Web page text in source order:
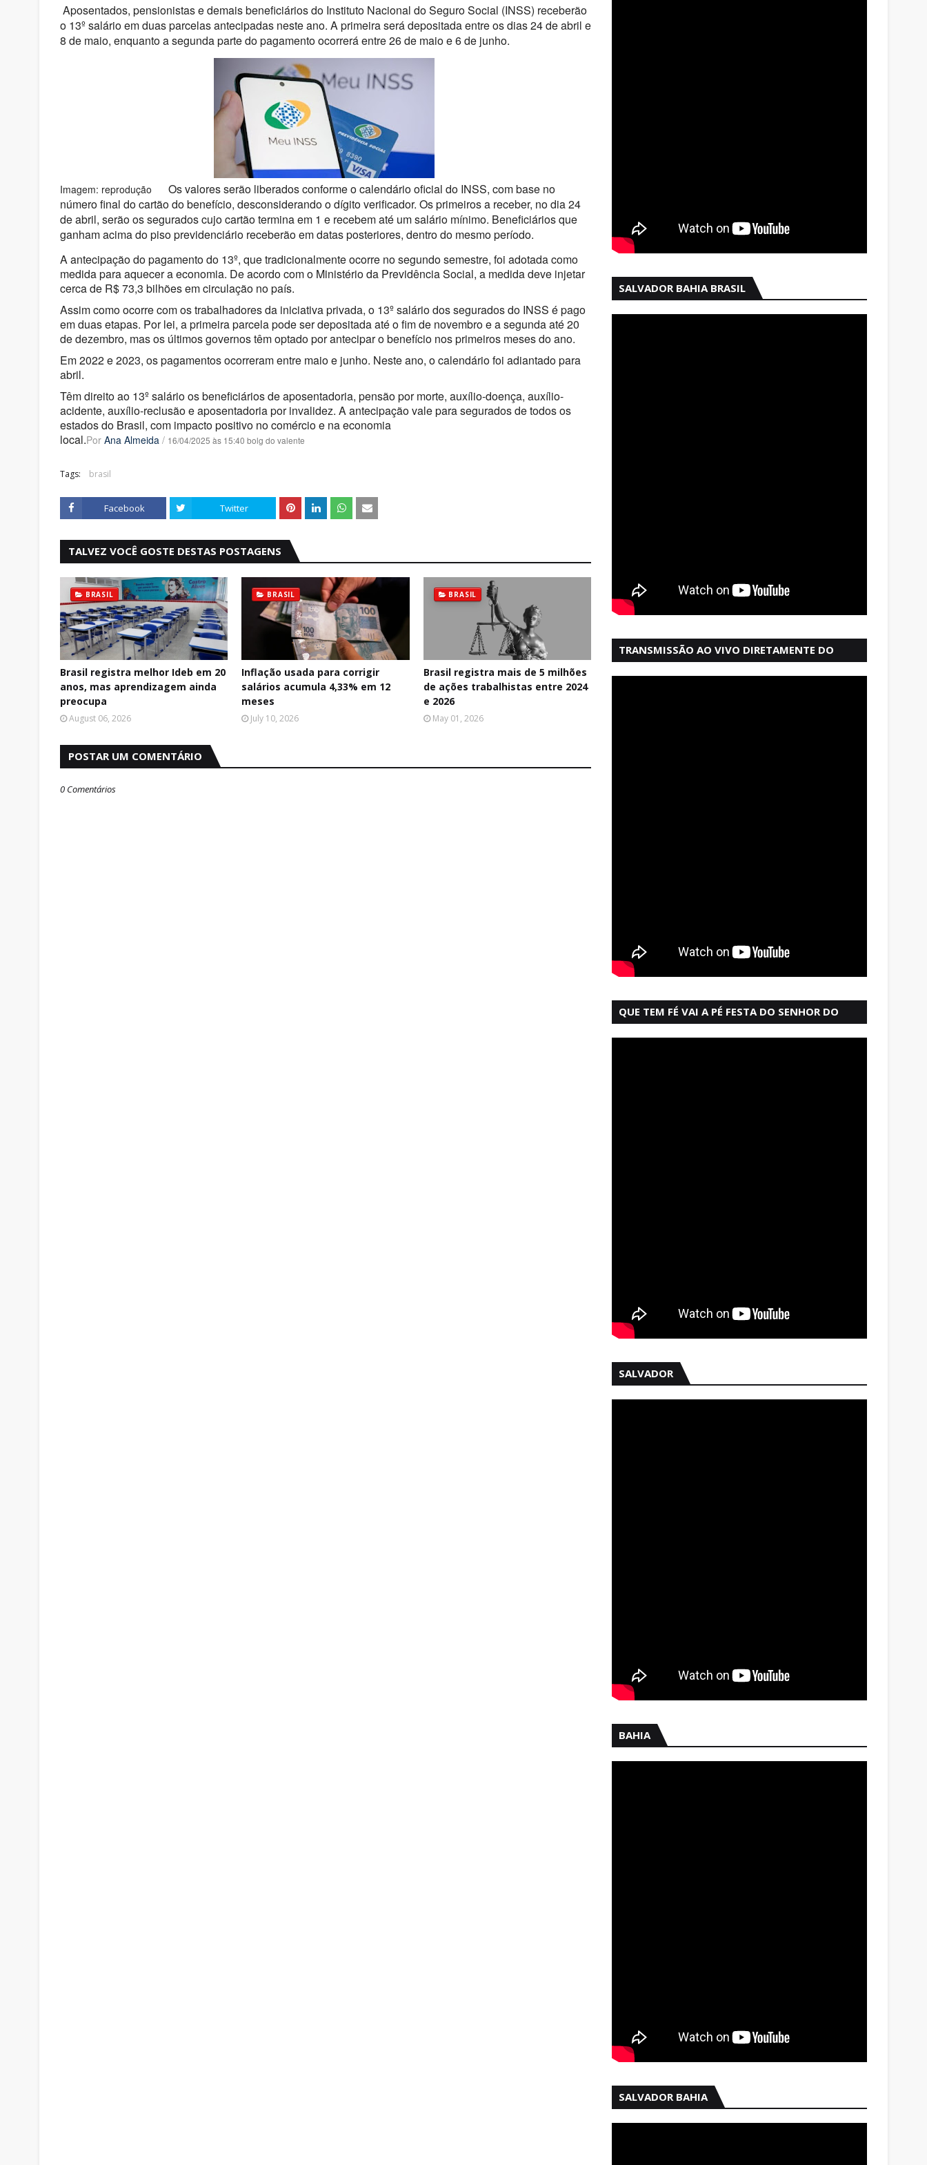
Aposentados, pensionistas e demais beneficiários do Instituto Nacional do Seguro Social (INSS) receberão
o 13º salário em duas parcelas antecipadas neste ano. A primeira será depositada entre os dias 24 de abril e
8 de maio, enquanto a segunda parte do pagamento ocorrerá entre 26 de maio e 6 de junho.
Imagem: reprodução Os valores serão liberados conforme o calendário oficial do INSS, com base no
número final do cartão do benefício, desconsiderando o dígito verificador. Os primeiros a receber, no dia 24
de abril, serão os segurados cujo cartão termina em 1 e recebem até um salário mínimo. Beneficiários que
ganham acima do piso previdenciário receberão em datas posteriores, dentro do mesmo período.
A antecipação do pagamento do 13º, que tradicionalmente ocorre no segundo semestre, foi adotada como
medida para aquecer a economia. De acordo com o Ministério da Previdência Social, a medida deve injetar
cerca de R$ 73,3 bilhões em circulação no país.
Assim como ocorre com os trabalhadores da iniciativa privada, o 13º salário dos segurados do INSS é pago
em duas etapas. Por lei, a primeira parcela pode ser depositada até o fim de novembro e a segunda até 20
de dezembro, mas os últimos governos têm optado por antecipar o benefício nos primeiros meses do ano.
Em 2022 e 2023, os pagamentos ocorreram entre maio e junho. Neste ano, o calendário foi adiantado para
abril.
Têm direito ao 13º salário os beneficiários de aposentadoria, pensão por morte, auxílio-doença, auxílio-
acidente, auxílio-reclusão e aposentadoria por invalidez. A antecipação vale para segurados de todos os
estados do Brasil, com impacto positivo no comércio e na economia
local.Por Ana Almeida / 16/04/2025 às 15:40 bolg do valente
Tags: brasil
Facebook Twitter
TALVEZ VOCÊ GOSTE DESTAS POSTAGENS
BRASIL
Brasil registra melhor Ideb em 20
anos, mas aprendizagem ainda
preocupa
August 06, 2026
BRASIL
Inflação usada para corrigir
salários acumula 4,33% em 12
meses
July 10, 2026
BRASIL
Brasil registra mais de 5 milhões
de ações trabalhistas entre 2024
e 2026
May 01, 2026
POSTAR UM COMENTÁRIO
0 Comentários
SALVADOR BAHIA BRASIL
TRANSMISSÃO AO VIVO DIRETAMENTE DO
QUE TEM FÉ VAI A PÉ FESTA DO SENHOR DO
SALVADOR
BAHIA
SALVADOR BAHIA